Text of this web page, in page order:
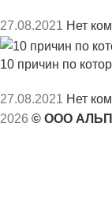
27.08.2021 Нет
10 причин по
27.08.2021 Нет
2026 © ООО